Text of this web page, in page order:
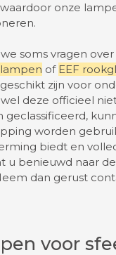
onze
soms vragen
of EEF
zijn voor
deze officieel
geclassificeerd,
worden
biedt en
u benieuwd naar
dan gerust
voor